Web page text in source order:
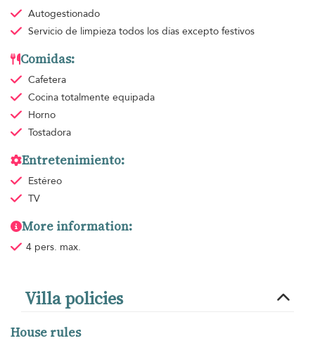
Autogestionado
Servicio de limpieza todos los días excepto festivos
Comidas:
Cafetera
Cocina totalmente equipada
Horno
Tostadora
Entretenimiento:
Estéreo
TV
More information:
4 pers. max.
Villa policies
House rules